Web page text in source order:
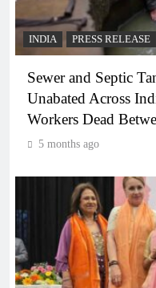
INDIA PRESS RELEASE
Sewer and Septic
Unabated Across
Workers Dead
5 months ago